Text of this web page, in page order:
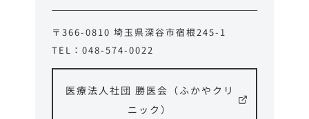
〒366-0810 埼玉県深谷市宿根245-1
TEL：048-574-0022
医療法人社団 勝医会（ふかやクリ
ニック）